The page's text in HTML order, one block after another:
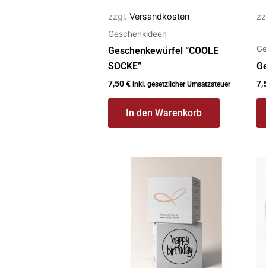
zzgl. Versandkosten
Geschenkideen
Geschenkewürfel “COOLE
SOCKE”
7,50€ inkl. gesetzlicher Umsatzsteuer
In den Warenkorb